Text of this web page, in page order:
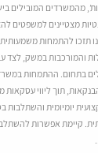
מהמשרדים המובילים
מצטיינים
אצלנו תזכו להתמחות
והמורכבות במשק, לצד
בתחום. ההתמחות
תוך ליווי
יומיומית והשתלבות
קיימת אפשרות